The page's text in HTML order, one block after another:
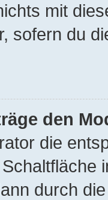
mit
sofern du
den
die
durch